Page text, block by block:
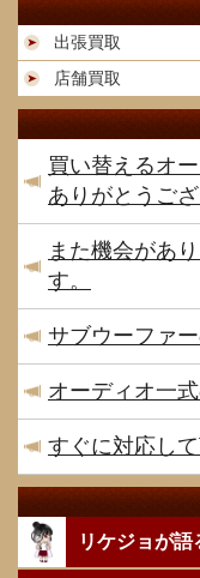
出張買取
店舗買取
買い替えるオ
ありがとうござ
また機会があ
す。
サブウーファ
オーディオ一
すぐに対応し
リケジョが